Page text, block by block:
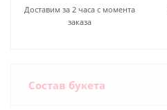
Доставим за 2 часа с момента
заказа
Состав букета